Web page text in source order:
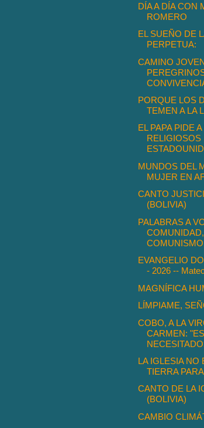
DÍA A DÍA CON
ROMERO
EL SUEÑO DE
PERPETUA:
CAMINO
PORQUE LOS
TEMEN A LA
EL PAPA PIDE
RELIGIOSOS
MUNDOS DEL
MUJER EN
CANTO
(BOLIVIA)
PALABRAS A
COMUNISMO
EVANGELIO
- 2026 --
MAGNÍFICA
LÍMPIAME,
COBO, A LA
CARMEN:
LA IGLESIA NO
TIERRA
CANTO DE LA
(BOLIVIA)
CAMBIO